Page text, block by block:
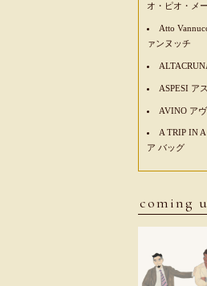
オ・ピオ・メ
Atto
ァンヌッチ
ASPESI ア
AVINO ア
A TRIP IN
ア バッグ
coming